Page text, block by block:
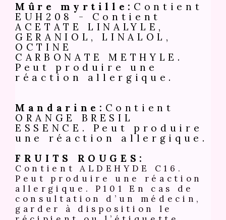
Mûre myrtille: Contient
EUH208 - Contient
ACETATE LINALYLE,
GERANIOL, LINALOL,
OCTINE
CARBONATE METHYLE.
Peut produire une
réaction allergique.
Mandarine: Contient
ORANGE BRESIL
ESSENCE. Peut produire
une réaction allergique.
FRUITS ROUGES:
Contient ALDEHYDE C16.
Peut produire une réaction
allergique. P101 En cas de
consultation d’un médecin,
garder à disposition le